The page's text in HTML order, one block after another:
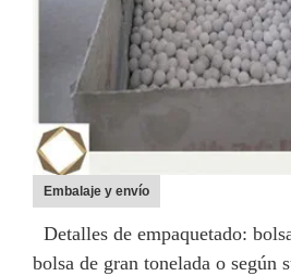
Embalaje y envío
Detalles de empaquetado:
bolsa de gran tonelada o según